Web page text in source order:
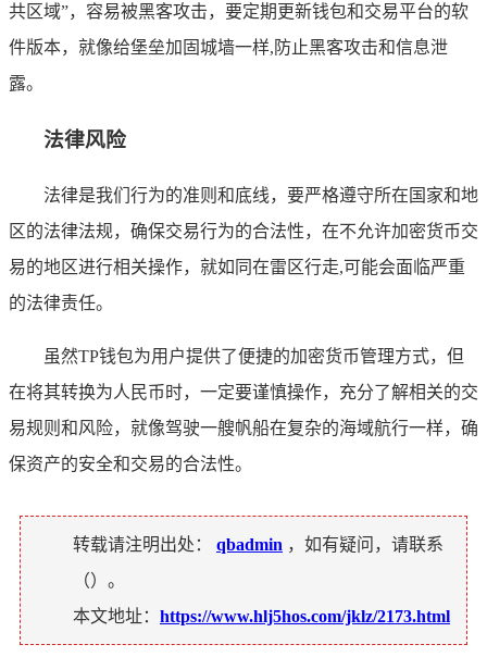
共区域”，容易被黑客攻击，要定期更新钱包和交易平台的软
件版本，就像给堡垒加固城墙一样,防止黑客攻击和信息泄
露。
法律风险
法律是我们行为的准则和底线，要严格遵守所在国家和地
区的法律法规，确保交易行为的合法性，在不允许加密货币交
易的地区进行相关操作，就如同在雷区行走,可能会面临严重
的法律责任。
虽然TP钱包为用户提供了便捷的加密货币管理方式，但
在将其转换为人民币时，一定要谨慎操作，充分了解相关的交
易规则和风险，就像驾驶一艘帆船在复杂的海域航行一样，确
保资产的安全和交易的合法性。
转载请注明出处： qbadmin ，如有疑问，请联系
（）。
本文地址： https://www.hlj5hos.com/jklz/2173.html